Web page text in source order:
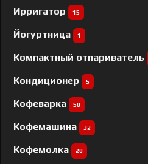
Ирригатор 15
Йогуртница 1
Компактный отпариватель
Кондиционер 5
Кофеварка 50
Кофемашина 32
Кофемолка 20